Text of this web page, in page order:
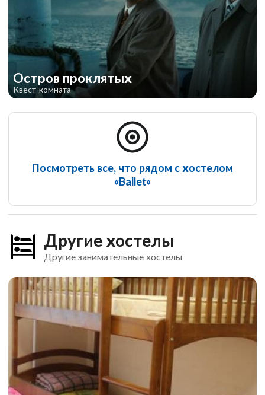
Остров проклятых
Квест-комната
Посмотреть все, что рядом с хостелом
«Ballet»
Другие хостелы
Другие занимательные хостелы